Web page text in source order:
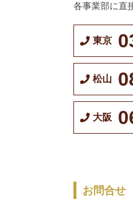
各事業部に直
東京
松山
大阪
お問合せ